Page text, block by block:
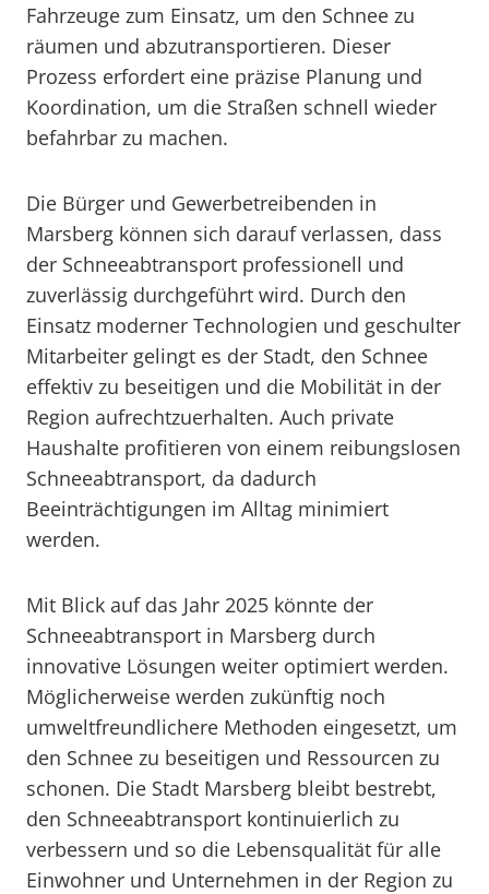
Fahrzeuge zum Einsatz, um den Schnee zu
räumen und abzutransportieren. Dieser
Prozess erfordert eine präzise Planung und
Koordination, um die Straßen schnell wieder
befahrbar zu machen.
Die Bürger und Gewerbetreibenden in
Marsberg können sich darauf verlassen, dass
der Schneeabtransport professionell und
zuverlässig durchgeführt wird. Durch den
Einsatz moderner Technologien und geschulter
Mitarbeiter gelingt es der Stadt, den Schnee
effektiv zu beseitigen und die Mobilität in der
Region aufrechtzuerhalten. Auch private
Haushalte profitieren von einem reibungslosen
Schneeabtransport, da dadurch
Beeinträchtigungen im Alltag minimiert
werden.
Mit Blick auf das Jahr 2025 könnte der
Schneeabtransport in Marsberg durch
innovative Lösungen weiter optimiert werden.
Möglicherweise werden zukünftig noch
umweltfreundlichere Methoden eingesetzt, um
den Schnee zu beseitigen und Ressourcen zu
schonen. Die Stadt Marsberg bleibt bestrebt,
den Schneeabtransport kontinuierlich zu
verbessern und so die Lebensqualität für alle
Einwohner und Unternehmen in der Region zu